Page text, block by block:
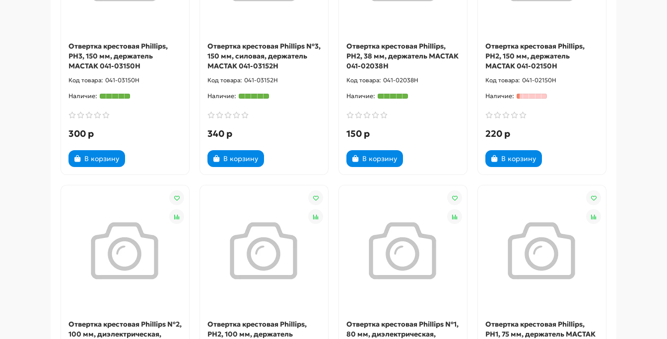
Отвертка крестовая Phillips,
PH3, 150 мм, держатель
МАСТАК 041-03150H
041-03150H
300 р
В корзину
Отвертка крестовая Phillips №3,
150 мм, силовая, держатель
МАСТАК 041-03152H
041-03152H
340 р
В корзину
Отвертка крестовая Phillips,
PH2, 38 мм, держатель МАСТАК
041-02038H
041-02038H
150 р
В корзину
Отвертка крестовая Phillips,
PH2, 150 мм, держатель
МАСТАК 041-02150H
041-02150H
220 р
В корзину
Отвертка крестовая Phillips №2,
100 мм, диэлектрическая,
Отвертка крестовая Phillips,
PH2, 100 мм, держатель
Отвертка крестовая Phillips №1,
80 мм, диэлектрическая,
Отвертка крестовая Phillips,
PH1, 75 мм, держатель МАСТАК